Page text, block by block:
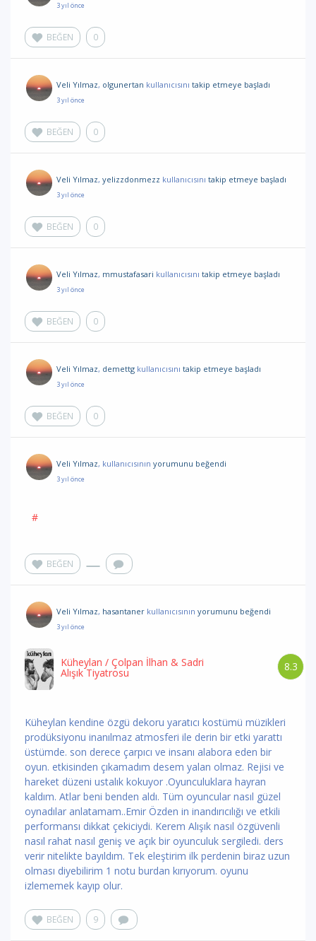
3 yıl önce
BEĞEN 0
Veli Yılmaz, olgunertan kullanıcısını takip etmeye başladı
3 yıl önce
BEĞEN 0
Veli Yılmaz, yelizzdonmezz kullanıcısını takip etmeye başladı
3 yıl önce
BEĞEN 0
Veli Yılmaz, mmustafasari kullanıcısını takip etmeye başladı
3 yıl önce
BEĞEN 0
Veli Yılmaz, demettg kullanıcısını takip etmeye başladı
3 yıl önce
BEĞEN 0
Veli Yılmaz, kullanıcısının yorumunu beğendi
3 yıl önce
#
BEĞEN
Veli Yılmaz, hasantaner kullanıcısının yorumunu beğendi
3 yıl önce
8.3
Küheylan / Çolpan İlhan & Sadri
Alışık Tiyatrosu
Küheylan kendine özgü dekoru yaratıcı kostümü müzikleri
prodüksiyonu inanılmaz atmosferi ile derin bir etki yarattı
üstümde. son derece çarpıcı ve insanı alabora eden bir
oyun. etkisinden çıkamadım desem yalan olmaz. Rejisi ve
hareket düzeni ustalık kokuyor .Oyunculuklara hayran
kaldım. Atlar beni benden aldı. Tüm oyuncular nasıl güzel
oynadılar anlatamam..Emir Özden in inandırıcılığı ve etkili
performansı dikkat çekiciydi. Kerem Alışık nasıl özgüvenli
nasıl rahat nasıl geniş ve açık bir oyunculuk sergiledi. ders
verir nitelikte bayıldım. Tek eleştirim ilk perdenin biraz uzun
olması diyebilirim 1 notu burdan kırıyorum. oyunu
izlememek kayıp olur.
BEĞEN 9